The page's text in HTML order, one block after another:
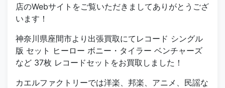
店のWebサイトをご覧いただきましてありがとうござ
います！
神奈川県座間市より出張買取にてレコード シングル
版 セット ヒーロー ボニー・タイラー ベンチャーズ
など 37枚 レコードセットをお買取しました！
カエルファクトリーでは洋楽、邦楽、アニメ、民謡な